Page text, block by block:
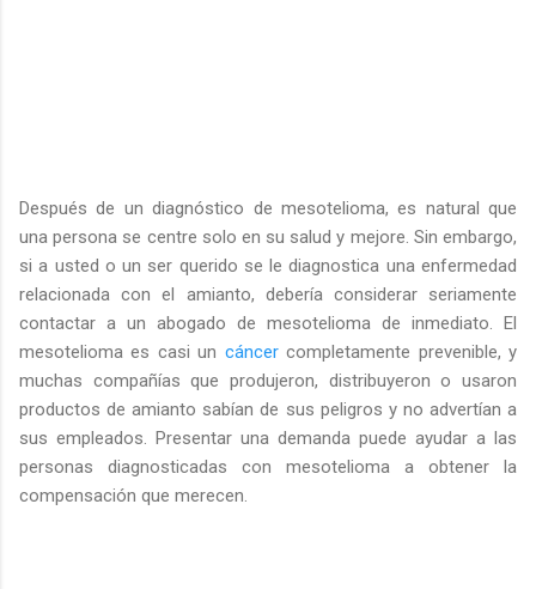
Después de un diagnóstico de mesotelioma, es natural que
una persona se centre solo en su salud y mejore. Sin embargo,
si a usted o un ser querido se le diagnostica una enfermedad
relacionada con el amianto, debería considerar seriamente
contactar a un abogado de mesotelioma de inmediato. El
mesotelioma es casi un cáncercompletamente prevenible, y
muchas compañías que produjeron, distribuyeron o usaron
productos de amianto sabían de sus peligros y no advertían a
sus empleados. Presentar una demanda puede ayudar a las
personas diagnosticadas con mesotelioma a obtener la
compensación que merecen.